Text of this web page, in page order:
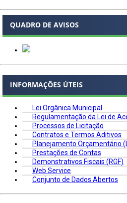
QUADRO DE AVISOS
INFORMAÇÕES ÚTEIS
Lei Orgânica Municipal
Regulamentação da Lei de
Processos de Licitação
Contratos e Termos Aditivos
Planejamento Orçamentário
Prestações de Contas
Demonstrativos Fiscais (RGF)
Web Service
Conjunto de Dados Abertos